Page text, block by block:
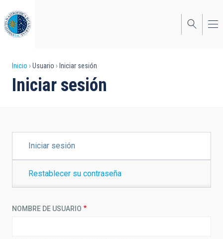
al
contenido
principal
Sobrescribir
enlaces
la
navegación
Inicio Usuario Iniciar sesión
Iniciar sesión
PRINCIPALES
Iniciar sesión
Restablecer su contraseña
NOMBRE DE USUARIO